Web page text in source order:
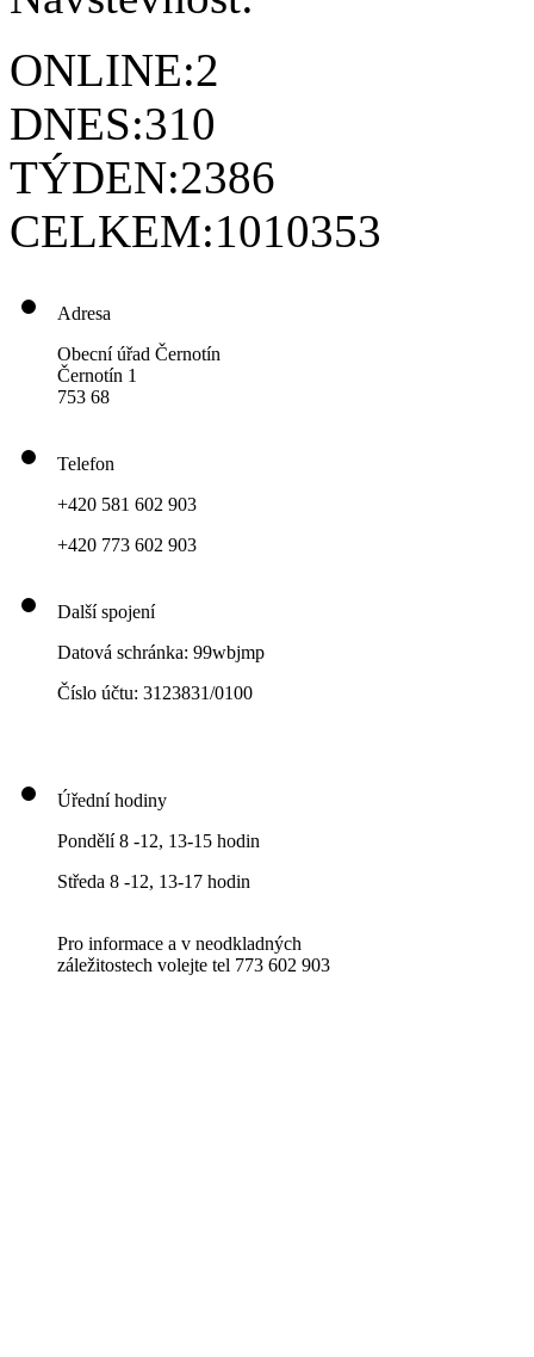
ONLINE:2
DNES:310
TÝDEN:2386
CELKEM:1010353
Adresa
Obecní úřad Černotín
Černotín 1
753 68
Telefon
+420 581 602 903
+420 773 602 903
Další spojení
Datová schránka: 99wbjmp
Číslo účtu: 3123831/0100
Úřední hodiny
Pondělí 8 -12, 13-15 hodin
Středa 8 -12, 13-17 hodin
Pro informace a v neodkladných
záležitostech volejte tel 773 602 903